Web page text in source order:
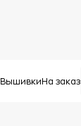
Вышивки На заказ